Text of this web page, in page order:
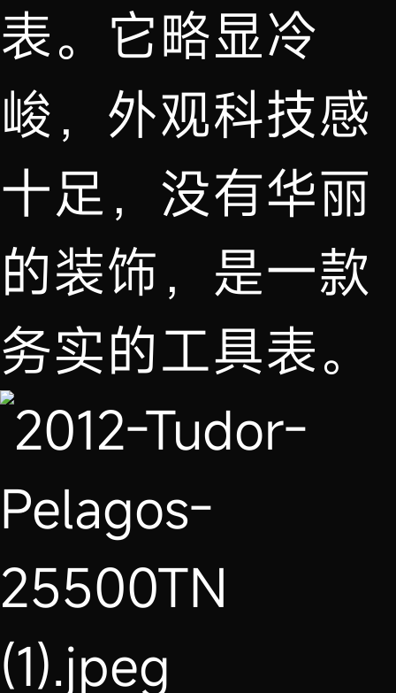
表。它略显冷
峻，外观科技感
十足，没有华丽
的装饰，是一款
务实的工具表。